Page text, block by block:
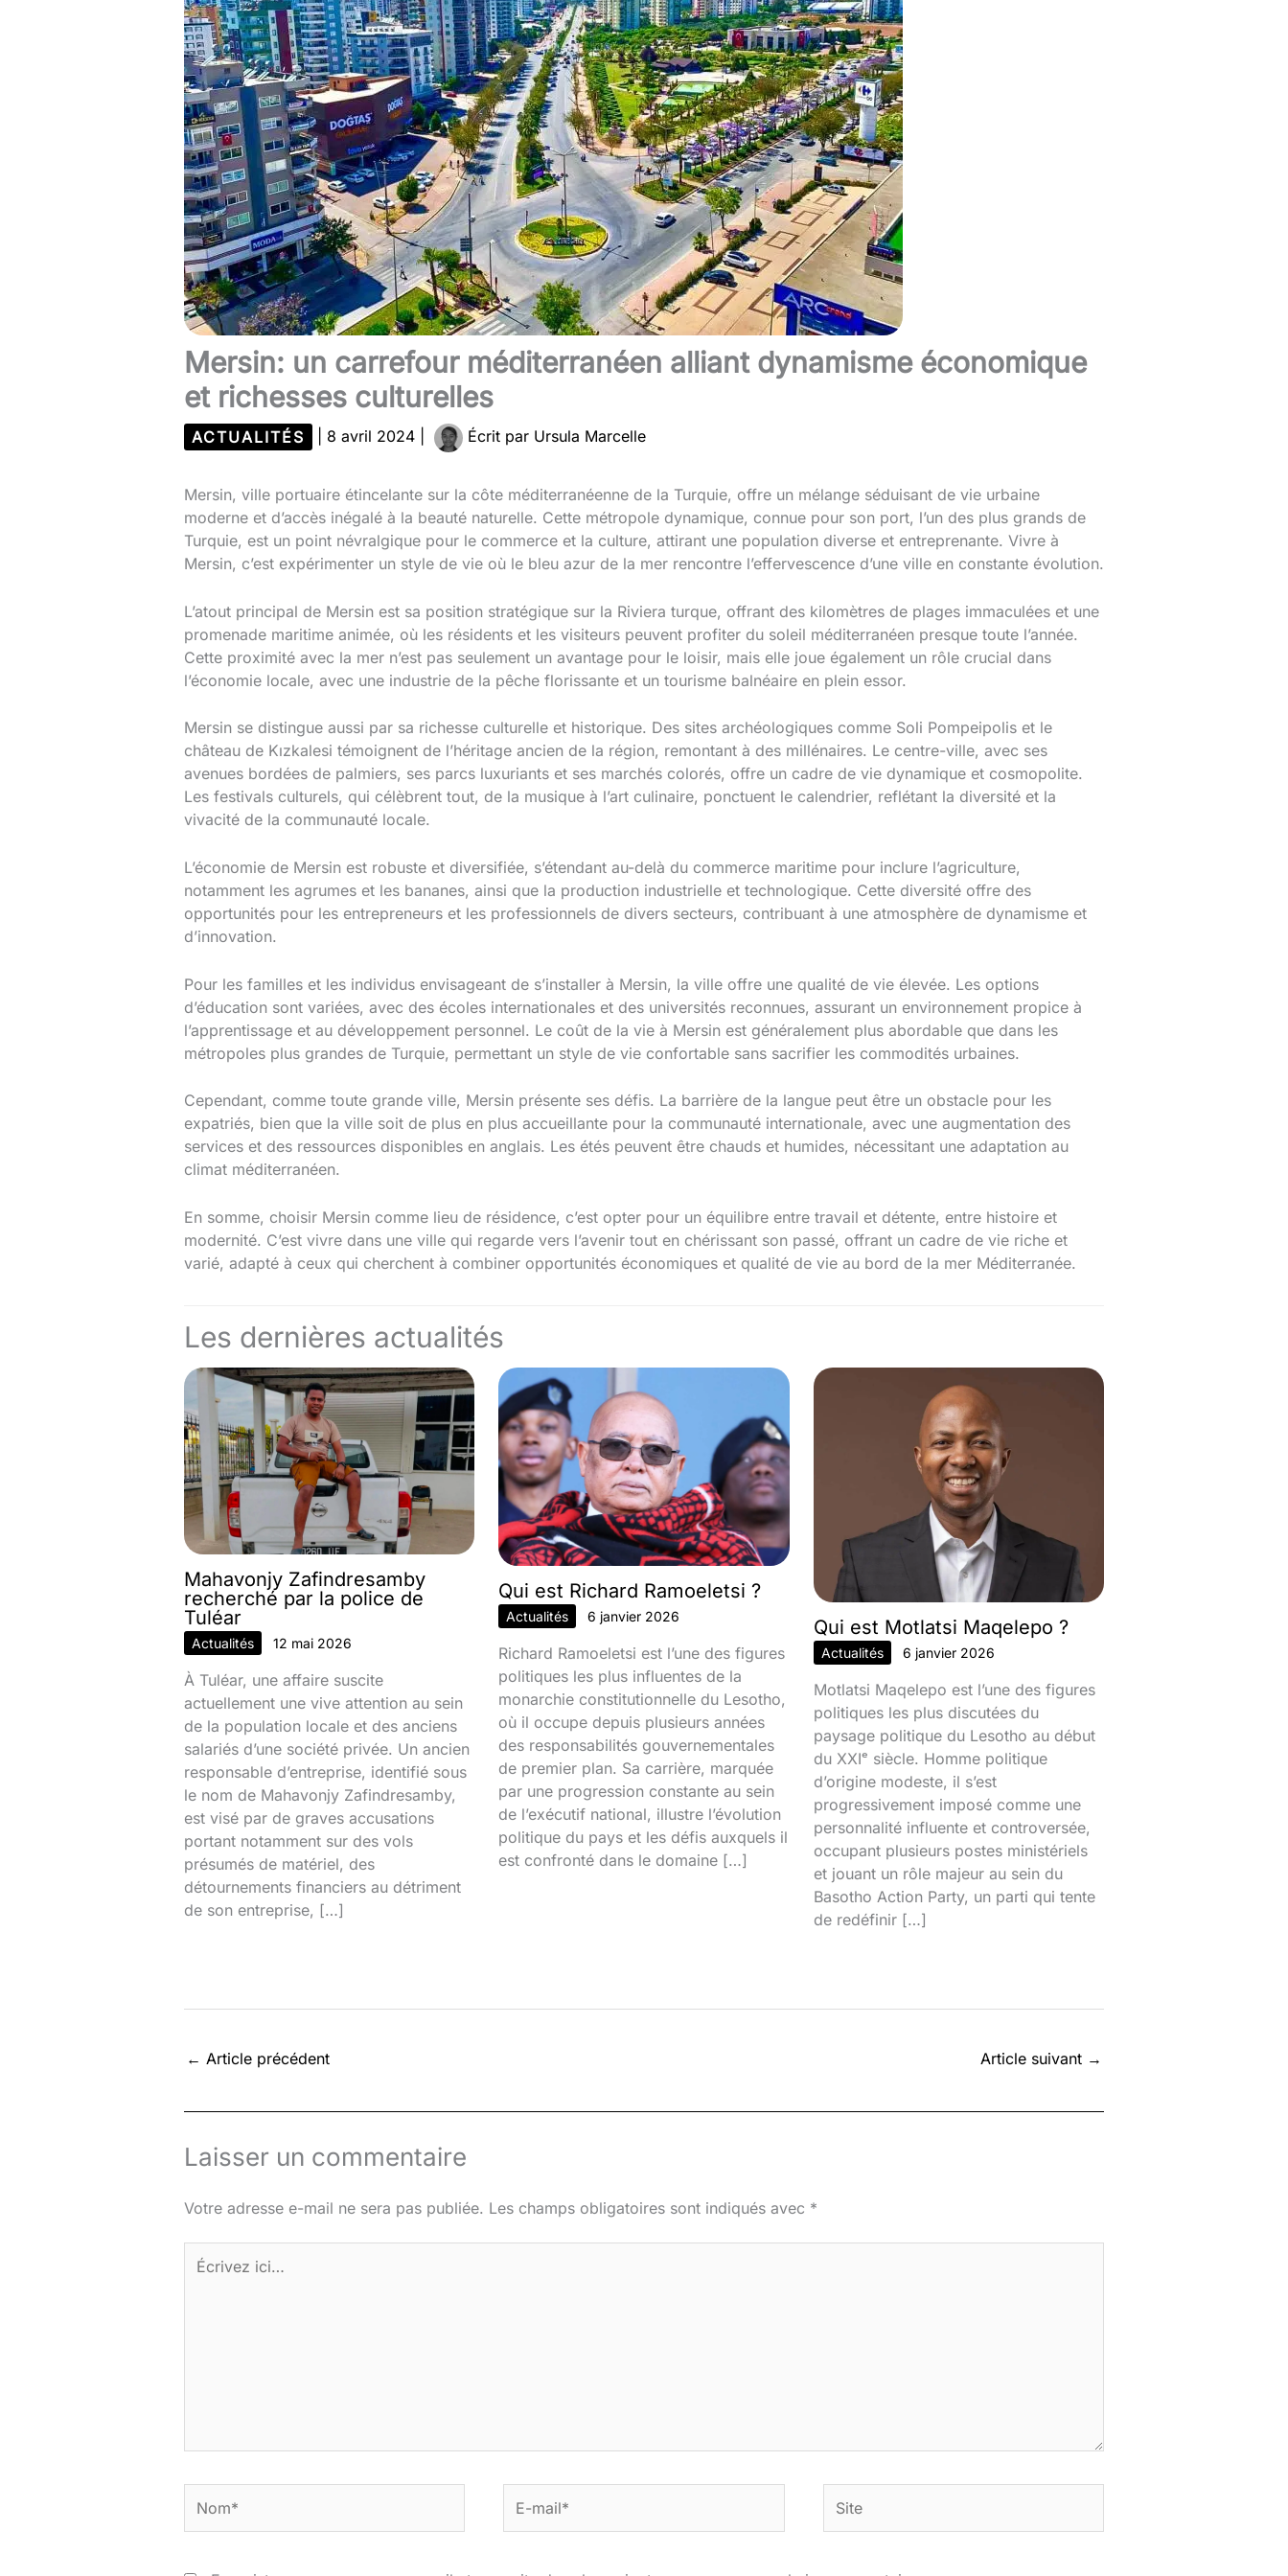
Mersin: un carrefour méditerranéen alliant dynamisme économique
et richesses culturelles
ACTUALITÉS 8 avril 2024 Écrit par Ursula Marcelle
Mersin, ville portuaire étincelante sur la côte méditerranéenne de la Turquie, offre un mélange séduisant de vie urbaine
moderne et d’accès inégalé à la beauté naturelle. Cette métropole dynamique, connue pour son port, l’un des plus grands de
Turquie, est un point névralgique pour le commerce et la culture, attirant une population diverse et entreprenante. Vivre à
Mersin, c’est expérimenter un style de vie où le bleu azur de la mer rencontre l’effervescence d’une ville en constante évolution.
L’atout principal de Mersin est sa position stratégique sur la Riviera turque, offrant des kilomètres de plages immaculées et une
promenade maritime animée, où les résidents et les visiteurs peuvent profiter du soleil méditerranéen presque toute l’année.
Cette proximité avec la mer n’est pas seulement un avantage pour le loisir, mais elle joue également un rôle crucial dans
l’économie locale, avec une industrie de la pêche florissante et un tourisme balnéaire en plein essor.
Mersin se distingue aussi par sa richesse culturelle et historique. Des sites archéologiques comme Soli Pompeipolis et le
château de Kızkalesi témoignent de l’héritage ancien de la région, remontant à des millénaires. Le centre-ville, avec ses
avenues bordées de palmiers, ses parcs luxuriants et ses marchés colorés, offre un cadre de vie dynamique et cosmopolite.
Les festivals culturels, qui célèbrent tout, de la musique à l’art culinaire, ponctuent le calendrier, reflétant la diversité et la
vivacité de la communauté locale.
L’économie de Mersin est robuste et diversifiée, s’étendant au-delà du commerce maritime pour inclure l’agriculture,
notamment les agrumes et les bananes, ainsi que la production industrielle et technologique. Cette diversité offre des
opportunités pour les entrepreneurs et les professionnels de divers secteurs, contribuant à une atmosphère de dynamisme et
d’innovation.
Pour les familles et les individus envisageant de s’installer à Mersin, la ville offre une qualité de vie élevée. Les options
d’éducation sont variées, avec des écoles internationales et des universités reconnues, assurant un environnement propice à
l’apprentissage et au développement personnel. Le coût de la vie à Mersin est généralement plus abordable que dans les
métropoles plus grandes de Turquie, permettant un style de vie confortable sans sacrifier les commodités urbaines.
Cependant, comme toute grande ville, Mersin présente ses défis. La barrière de la langue peut être un obstacle pour les
expatriés, bien que la ville soit de plus en plus accueillante pour la communauté internationale, avec une augmentation des
services et des ressources disponibles en anglais. Les étés peuvent être chauds et humides, nécessitant une adaptation au
climat méditerranéen.
En somme, choisir Mersin comme lieu de résidence, c’est opter pour un équilibre entre travail et détente, entre histoire et
modernité. C’est vivre dans une ville qui regarde vers l’avenir tout en chérissant son passé, offrant un cadre de vie riche et
varié, adapté à ceux qui cherchent à combiner opportunités économiques et qualité de vie au bord de la mer Méditerranée.
Les dernières actualités
Mahavonjy Zafindresamby
recherché par la police de
Tuléar
Actualités 12 mai 2026
À Tuléar, une affaire suscite
actuellement une vive attention au sein
de la population locale et des anciens
salariés d’une société privée. Un ancien
responsable d’entreprise, identifié sous
le nom de Mahavonjy Zafindresamby,
est visé par de graves accusations
portant notamment sur des vols
présumés de matériel, des
détournements financiers au détriment
de son entreprise, […]
Qui est Richard Ramoeletsi ?
Actualités 6 janvier 2026
Richard Ramoeletsi est l’une des figures
politiques les plus influentes de la
monarchie constitutionnelle du Lesotho,
où il occupe depuis plusieurs années
des responsabilités gouvernementales
de premier plan. Sa carrière, marquée
par une progression constante au sein
de l’exécutif national, illustre l’évolution
politique du pays et les défis auxquels il
est confronté dans le domaine […]
Qui est Motlatsi Maqelepo ?
Actualités 6 janvier 2026
Motlatsi Maqelepo est l’une des figures
politiques les plus discutées du
paysage politique du Lesotho au début
du XXIᵉ siècle. Homme politique
d’origine modeste, il s’est
progressivement imposé comme une
personnalité influente et controversée,
occupant plusieurs postes ministériels
et jouant un rôle majeur au sein du
Basotho Action Party, un parti qui tente
de redéfinir […]
← Article précédent Article suivant →
Laisser un commentaire
Votre adresse e-mail ne sera pas publiée. Les champs obligatoires sont indiqués avec *
ici…
mail*